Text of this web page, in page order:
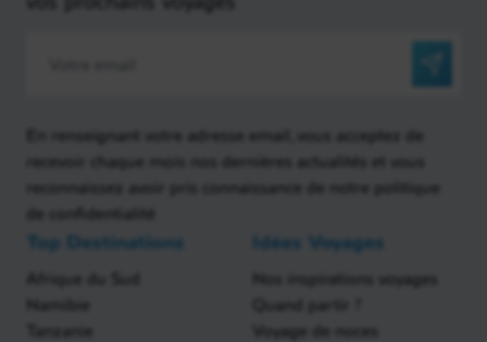
En renseignant votre adresse email, vous acceptez de
recevoir chaque mois nos dernières actualités et vous
reconnaissez avoir pris connaissance de notre politique
de confidentialité
Top Destinations
Afrique du Sud
Namibie
Tanzanie
Idées Voyages
Nos inspirations voyages
Quand partir ?
Voyage de noces